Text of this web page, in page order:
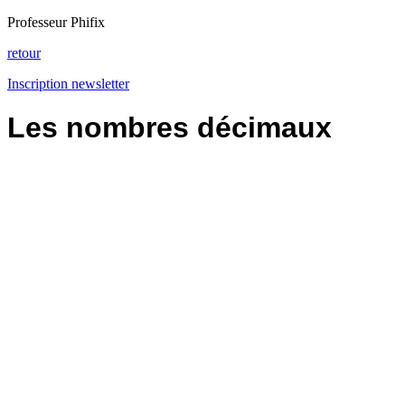
Professeur Phifix
retour
Inscription newsletter
Les nombres décimaux